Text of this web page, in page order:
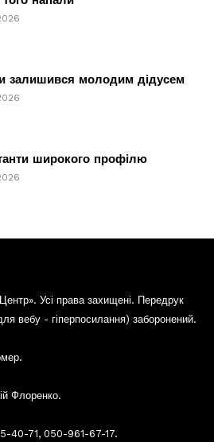
залишився молодим дідусем
широкого профілю
Усі права захищені. Передрук
вебу - гіперпосилання) заборонений.
Флоренко.
40-71, 050-961-67-17.